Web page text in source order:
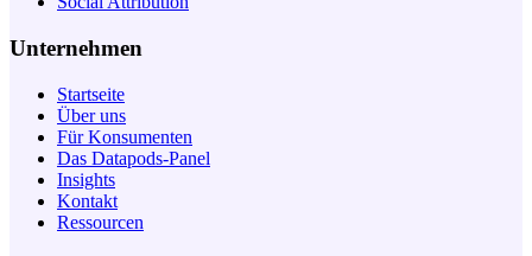
Unternehmen
Startseite
Über uns
Für Konsumenten
Das Datapods-Panel
Insights
Kontakt
Ressourcen